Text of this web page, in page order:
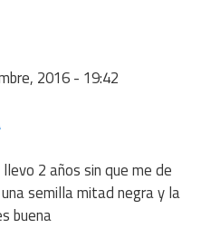
2016 - 19:42
2 años sin que me de
semilla mitad negra y la
buena